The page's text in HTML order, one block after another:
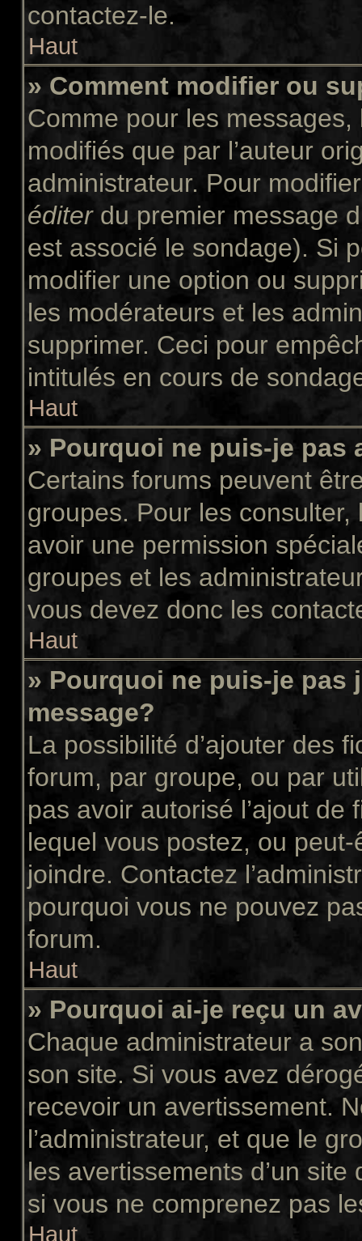
contactez-le.
Haut
» Comment modifier ou
Comme pour les
modifiés que par l’auteur
administrateur. Pour
éditerdu premier message
est associé le sondage). Si
modifier une option ou
les modérateurs et les
supprimer. Ceci pour
intitulés en cours de
Haut
» Pourquoi ne puis-je pas
Certains forums peuvent
groupes. Pour les
avoir une permission
groupes et les
vous devez donc les
Haut
» Pourquoi ne puis-je pas
message?
La possibilité d’ajouter des
forum, par groupe, ou par
pas avoir autorisé l’ajout
lequel vous postez, ou
joindre. Contactez
pourquoi vous ne pouvez
forum.
Haut
» Pourquoi ai-je reçu un
Chaque administrateur a
son site. Si vous avez
recevoir un avertissement.
l’administrateur, et que le
les avertissements d’un
si vous ne comprenez pas
Haut